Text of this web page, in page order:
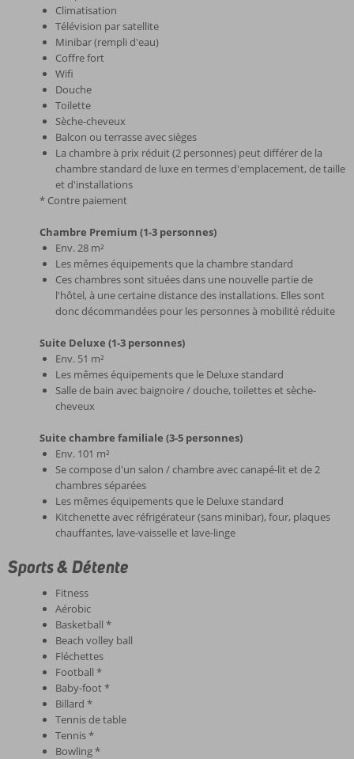
Climatisation
Télévision par satellite
Minibar (rempli d'eau)
Coffre fort
Wifi
Douche
Toilette
Sèche-cheveux
Balcon ou terrasse avec sièges
La chambre à prix réduit (2 personnes) peut différer de la
chambre standard de luxe en termes d'emplacement, de taille
et d'installations
* Contre paiement
Chambre Premium (1-3 personnes)
Env. 28 m²
Les mêmes équipements que la chambre standard
Ces chambres sont situées dans une nouvelle partie de
l'hôtel, à une certaine distance des installations. Elles sont
donc décommandées pour les personnes à mobilité réduite
Suite Deluxe (1-3 personnes)
Env. 51 m²
Les mêmes équipements que le Deluxe standard
Salle de bain avec baignoire / douche, toilettes et sèche-
cheveux
Suite chambre familiale (3-5 personnes)
Env. 101 m²
Se compose d'un salon / chambre avec canapé-lit et de 2
chambres séparées
Les mêmes équipements que le Deluxe standard
Kitchenette avec réfrigérateur (sans minibar), four, plaques
chauffantes, lave-vaisselle et lave-linge
Sports & Détente
Fitness
Aérobic
Basketball *
Beach volley ball
Fléchettes
Football *
Baby-foot *
Billard *
Tennis de table
Tennis *
Bowling *